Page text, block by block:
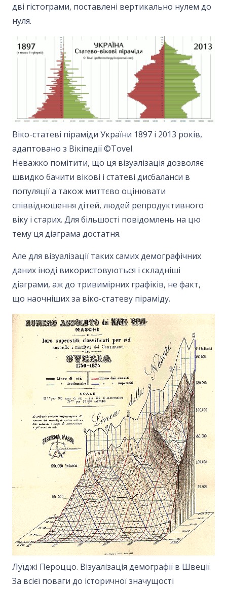
дві гістограми, поставлені вертикально нулем до
нуля.
Віко-статеві піраміди України 1897 і 2013 років,
адаптовано з Вікіпедії ©Tovel
Неважко помітити, що ця візуалізація дозволяє
швидко бачити вікові і статеві дисбаланси в
популяції а також миттєво оцінювати
співвідношення дітей, людей репродуктивного
віку і старих. Для більшості повідомлень на цю
тему ця діаграма достатня.
Але для візуалізації таких самих демографічних
даних іноді використовуються і складніші
діаграми, аж до тривимірних графіків, не факт,
що наочніших за віко-статеву піраміду.
Луїджі Пероццо. Візуалізація демографії в Швеції
За всієї поваги до історичної значущості